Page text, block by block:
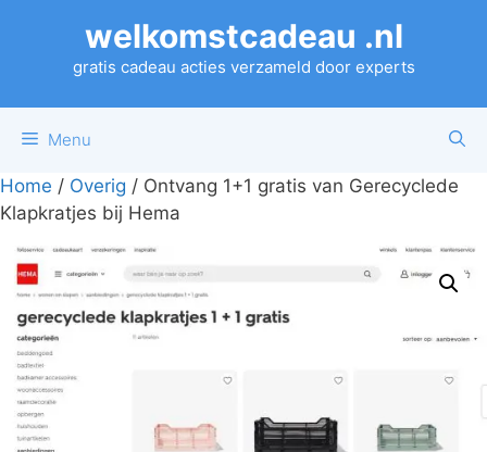
welkomstcadeau .nl
gratis cadeau acties verzameld door experts
Menu
Home / Overig / Ontvang 1+1 gratis van Gerecyclede
Klapkratjes bij Hema